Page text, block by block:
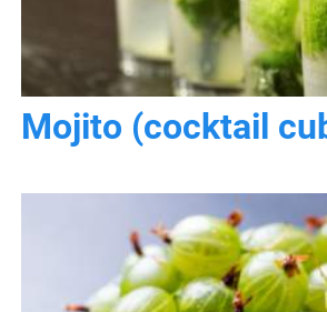
Mojito (cocktail